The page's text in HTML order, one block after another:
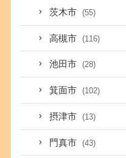
茨木市 (55)
高槻市 (116)
池田市 (28)
箕面市 (102)
摂津市 (13)
門真市 (43)